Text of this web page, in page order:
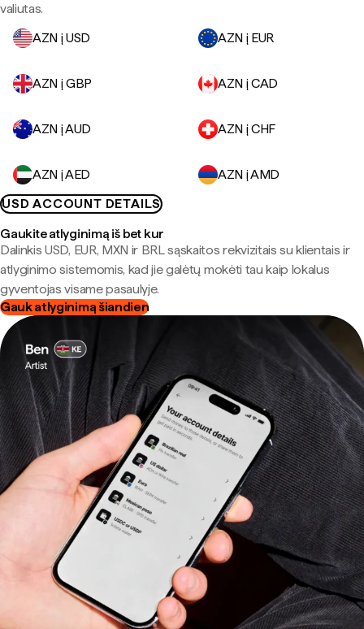
valiutas.
AZN į USD
AZN į EUR
AZN į GBP AZN į CAD
AZN į AUD AZN į CHF
AZN į AED
AZN į AMD
USD ACCOUNT DETAILS
Gaukite atlyginimą iš bet kur
Dalinkis USD, EUR, MXN ir BRL sąskaitos rekvizitais su klientais ir
atlyginimo sistemomis, kad jie galėtų mokėti tau kaip lokalus
gyventojas visame pasaulyje.
Gauk atlyginimą šiandien